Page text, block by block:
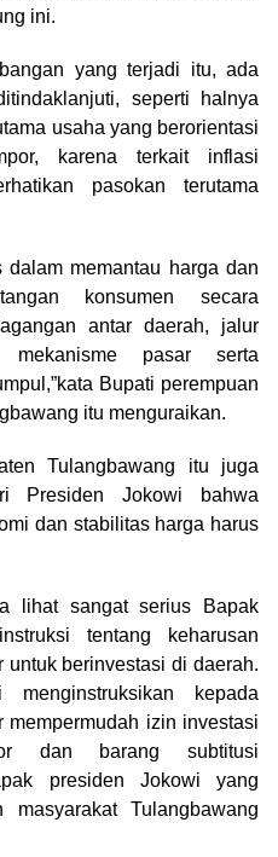
ini.
yang terjadi itu, ada
seperti halnya
usaha yang berorientasi
karena terkait inflasi
pasokan terutama
memantau harga dan
konsumen secara
antar daerah, jalur
pasar serta
Bupati perempuan
itu menguraikan.
Tulangbawang itu juga
Presiden Jokowi bahwa
dan stabilitas harga harus
lihat sangat serius Bapak
tentang keharusan
untuk berinvestasi di daerah.
kepada
izin investasi
dan barang subtitusi
presiden Jokowi yang
Tulangbawang